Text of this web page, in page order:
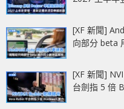
[XF 新聞]
向部分 beta
[XF 新聞]
台劍指 5 倍